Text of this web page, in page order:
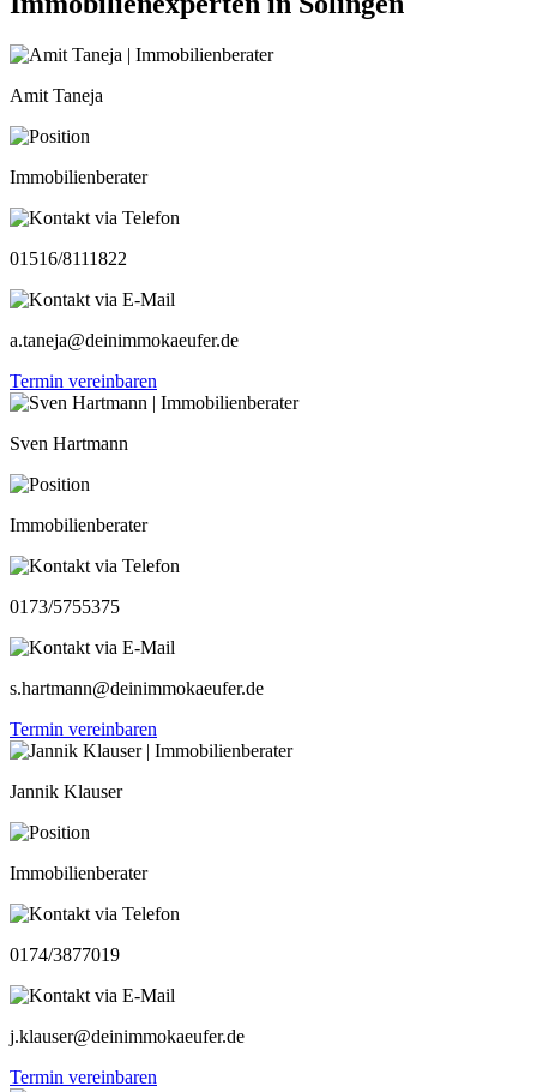
Amit Taneja
Immobilienberater
01516/8111822
a.taneja@deinimmokaeufer.de
Termin vereinbaren
Sven Hartmann
Immobilienberater
0173/5755375
s.hartmann@deinimmokaeufer.de
Termin vereinbaren
Jannik Klauser
Immobilienberater
0174/3877019
j.klauser@deinimmokaeufer.de
Termin vereinbaren